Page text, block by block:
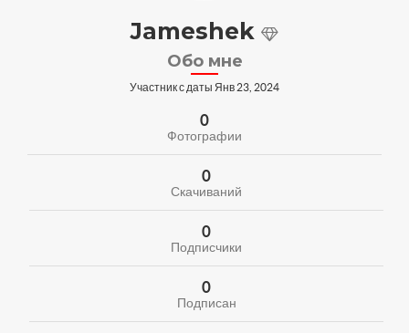
Jameshek
Обо мне
Участник с даты Янв 23, 2024
0
Фотографии
0
Скачиваний
0
Подписчики
0
Подписан